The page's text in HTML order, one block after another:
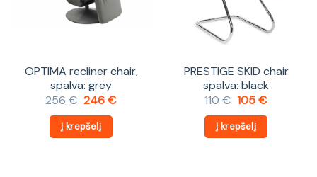
OPTIMA recliner chair,
spalva: grey
256€ Original
was:
256 €.
246€Current
Į krepšelį
PRESTIGE SKID chair
spalva: black
110€ Original
was:
110 €.
105€Current
is:
105 €.
Į krepšelį